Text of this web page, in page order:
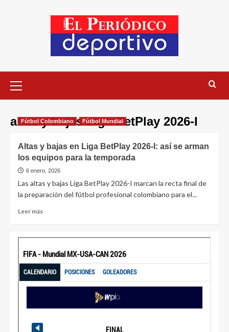
altas y bajas Liga BetPlay 2026-I
Fútbol Colombiano Fútbol Mundial
Altas y bajas en Liga BetPlay 2026-I: así se arman
los equipos para la temporada
6 enero, 2026
Las altas y bajas Liga BetPlay 2026-I marcan la recta final de
la preparación del fútbol profesional colombiano para el...
Leer más